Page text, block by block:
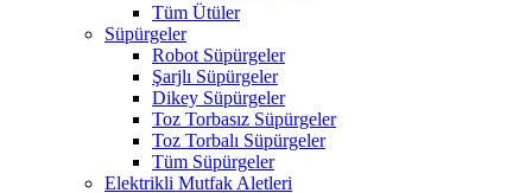
Tüm Ütüler
Süpürgeler
Robot Süpürgeler
Şarjlı Süpürgeler
Dikey Süpürgeler
Toz Torbasız Süpürgeler
Toz Torbalı Süpürgeler
Tüm Süpürgeler
Elektrikli Mutfak Aletleri